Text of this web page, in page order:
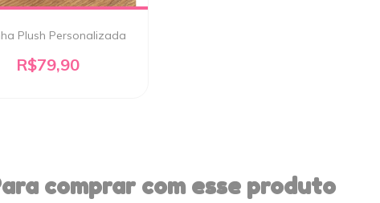
Plush Personalizada
R$79,90
comprar com esse produto